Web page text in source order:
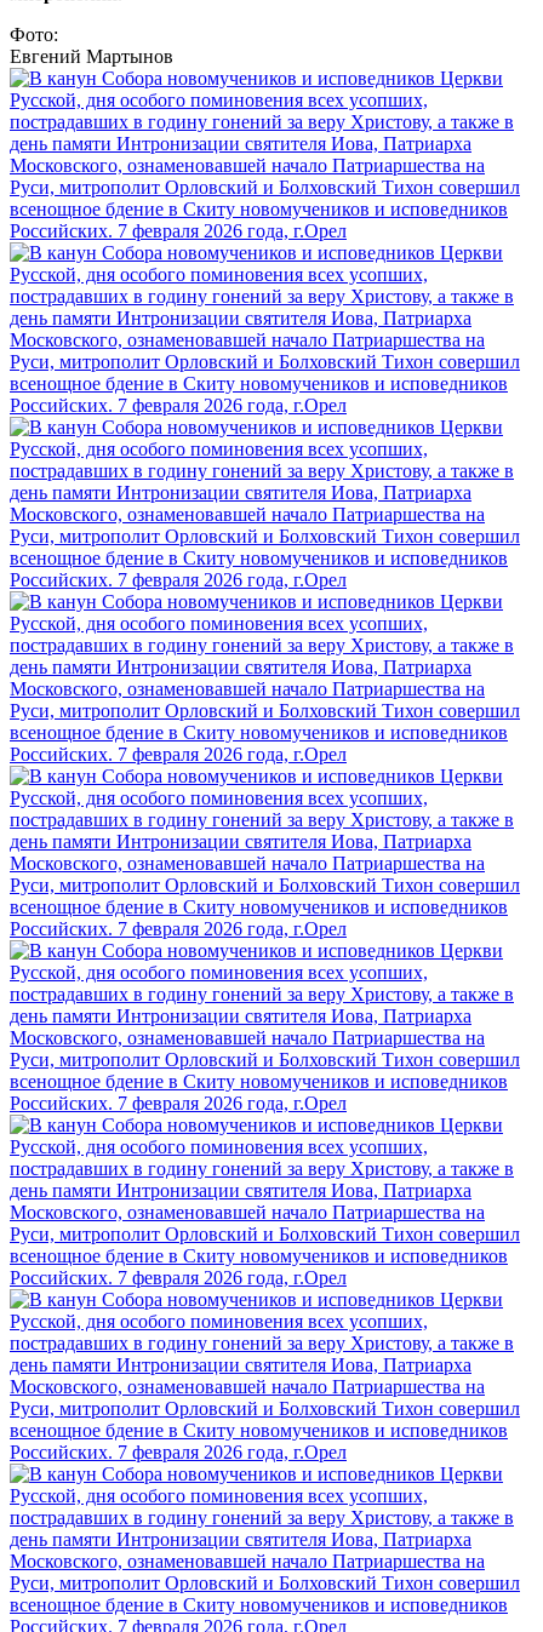
Фото:
Евгений Мартынов